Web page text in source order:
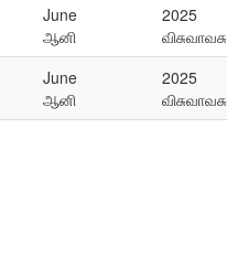
June
ஆனி
2025
விசுவாவசு
June
ஆனி
2025
விசுவாவசு